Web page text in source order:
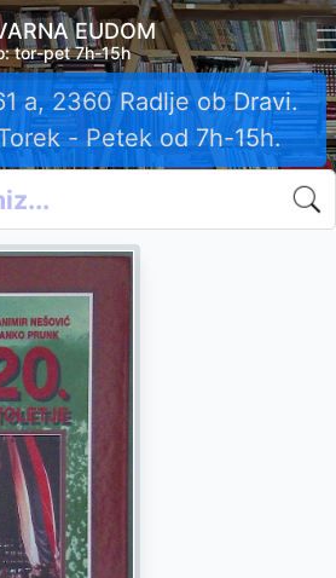
EUDOM
tor-pet 7h-15h
a, 2360 Radlje ob Dravi.
- Petek od 7h-15h.